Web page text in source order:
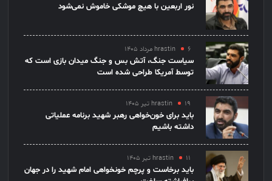
نور اربعین با هیچ موشکی خاموش نمی‌شود
hrastin ۶ مرداد ۱۴۰۵
سیاست جنگ، آتش بس و جنگ میدان بازی است که
توسط آمریکا طراحی شده است
hrastin ۱۹ تیر ۱۴۰۵
باید برای خون‌خواهی رهبر شهید برنامه عملیاتی
داشته باشیم
hrastin ۱۱ تیر ۱۴۰۵
باید برخاست و پرچم خونخواهی امام شهید را در جهان